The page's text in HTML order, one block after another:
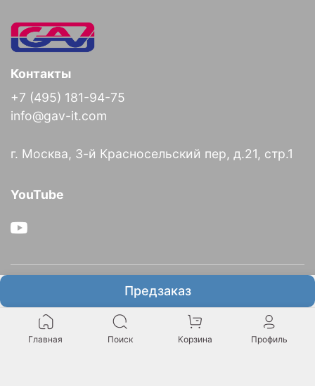
Предзаказ
Информация
Контакты
+7 (495) 181-94-75
info@gav-it.com
г. Москва, 3-й Красносельский пер, д.21, стр.1
YouTube
Главная Поиск Корзина Профиль